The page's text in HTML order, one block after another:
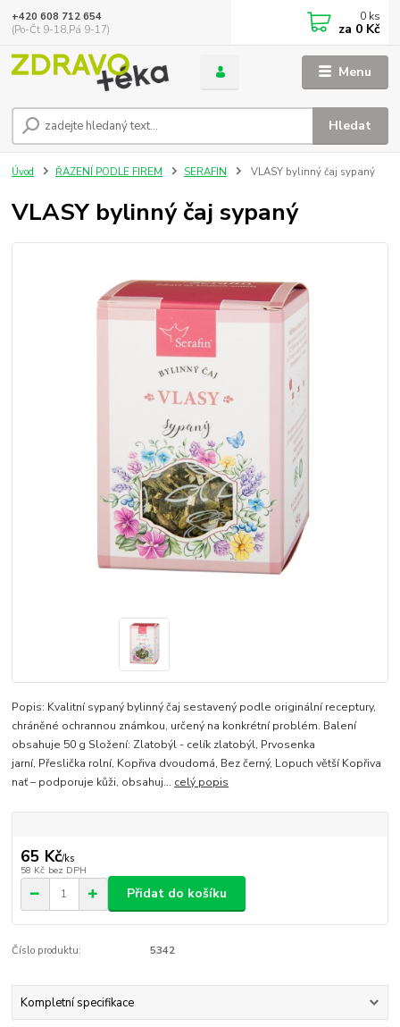
Menu
Hledat
+420 608 712 654
(Po-Čt 9-18,Pá 9-17)
0 ks
za 0 Kč
Úvod ŘAZENÍ PODLE FIREM SERAFIN VLASY bylinný čaj sypaný
VLASY bylinný čaj sypaný
Popis: Kvalitní sypaný bylinný čaj sestavený podle originální receptury,
chráněné ochrannou známkou, určený na konkrétní problém. Balení
obsahuje 50 g Složení: Zlatobýl - celík zlatobýl, Prvosenka
jarní, Přeslička rolní, Kopřiva dvoudomá, Bez černý, Lopuch větší Kopřiva
nať – podporuje kůži, obsahuj... celý popis
65 Kč/ks
58 Kč bez DPH
Přidat do košíku
Číslo produktu: 5342
Kompletní specifikace